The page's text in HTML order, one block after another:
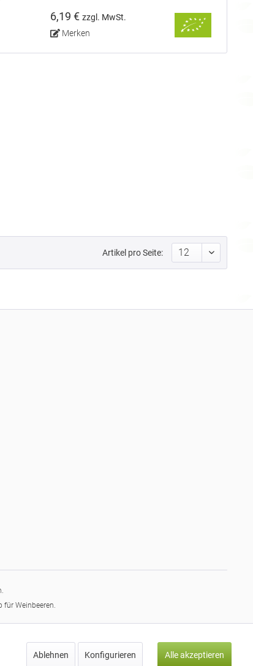
6,19 € zzgl. MwSt.
Merken
Artikel pro Seite:
für Weinbeeren.
Ablehnen Konfigurieren Alle akzeptieren